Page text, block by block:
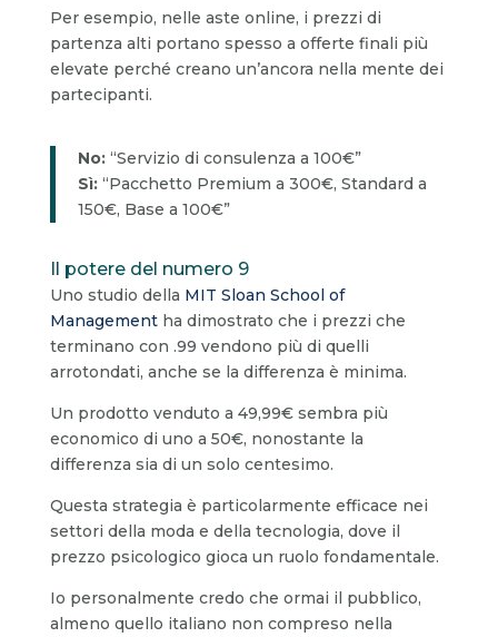
Per esempio, nelle aste online, i prezzi di
partenza alti portano spesso a offerte finali più
elevate perché creano un’ancora nella mente dei
partecipanti.
No:“Servizio di consulenza a 100€”
Sì:“Pacchetto Premium a 300€, Standard a
150€, Base a 100€”
Il potere del numero 9
Uno studio della MIT Sloan School of
Managementha dimostrato che i prezzi che
terminano con .99 vendono più di quelli
arrotondati, anche se la differenza è minima.
Un prodotto venduto a 49,99€ sembra più
economico di uno a 50€, nonostante la
differenza sia di un solo centesimo.
Questa strategia è particolarmente efficace nei
settori della moda e della tecnologia, dove il
prezzo psicologico gioca un ruolo fondamentale.
Io personalmente credo che ormai il pubblico,
almeno quello italiano non compreso nella